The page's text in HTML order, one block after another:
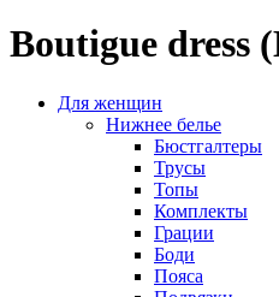
Boutigue dress
Для женщин
Нижнее белье
Бюстгалтеры
Трусы
Топы
Комплекты
Грации
Боди
Пояса